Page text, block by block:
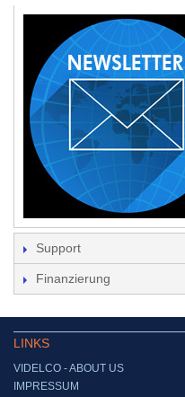
Support
Finanzierung
LINKS
VIDELCO - ABOUT US
IMPRESSUM